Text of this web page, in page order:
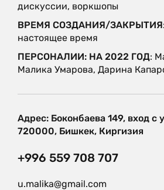
дискуссии, воркшопы
ВРЕМЯ СОЗДАНИЯ/ЗАКРЫТИЯ
настоящее время
ПЕРСОНАЛИИ: НА 2022 ГОД:
Малика Умарова, Дарина
Адрес: Боконбаева 149, вход с
720000, Бишкек, Киргизия
+996 559 708 707
u.malika@gmail.com